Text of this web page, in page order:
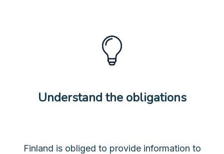
Understand the obligations
Finland is obliged to provide information to